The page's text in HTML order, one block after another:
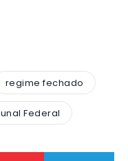
regime fechado
Federal